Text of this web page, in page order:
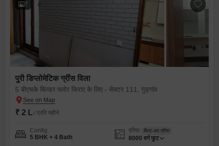
7
पुरी डिप्लोमेटिक ग्रींस विला
5 बीएचके बिल्डर फ्लोर किराए के लिए - सेक्टर 111, गुड़गांव
₹ 2 L / प्रति महीने
Config
5 BHK + 4 Bath
एरिया बिल्ट-अप एरिया
8000 वर्ग फुट